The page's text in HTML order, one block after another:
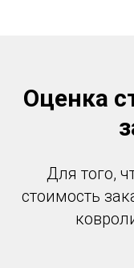
Оценка
Для того,
стоимость